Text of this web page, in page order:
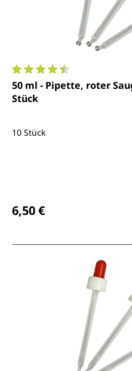
Durchschnittliche
50 ml - Pipette, roter
Stück
10 Stück
6,50 €